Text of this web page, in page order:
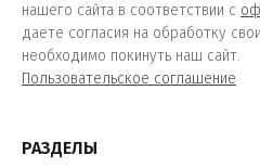
нашего сайта в соответствии с
даете согласия на обработку
необходимо покинуть наш сайт.
Пользовательское соглашение
РАЗДЕЛЫ